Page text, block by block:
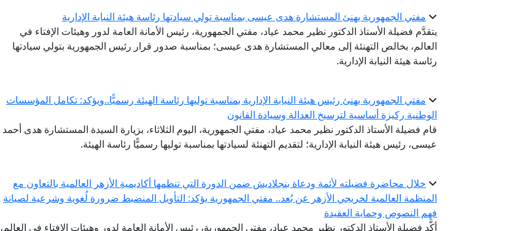
مفتي الجمهورية يهنئ المستشارة هدى عيسى بمناسبة تولي سيادتها رئاسة هيئة النيابة الإدارية
يتقدَّم فضيلة الأستاذ الدكتور نظير محمد عياد، مفتي الجمهورية، رئيس الأمانة العامة لدور وهيئات الإفتاء في
العالم، بخالص التهنئة إلى معالي المستشارة هدى عيسى؛ بمناسبة صدور قرار رئيس الجمهورية بتولي سيادتها
رئاسة هيئة النيابة الإدارية.
مفتي الجمهورية يهنئ رئيس هيئة النيابة الإدارية بمناسبة توليها رئاسة الهيئة رسميًّا..ويؤكد: تكامل المؤسسات
الوطنية ركيزة أساسية لترسيخ العدالة وسيادة القانون
قام فضيلة الأستاذ الدكتور نظير محمد عياد، مفتي الجمهورية، اليوم الثلاثاء، بزيارة السيدة المستشارة هدى أحمد
عيسى، رئيس هيئة النيابة الإدارية؛ لتقديم التهنئة لسيادتها بمناسبة توليها رسميًّا رئاسة الهيئة.
خلال محاضرة فضيلته لأئمة ودعاة بنجلاديش ضمن الدورة التي تنظمها أكاديمية الأزهر العالمية بالتعاون مع
المنظمة العالمية لخريجي الأزهر عن بُعد.. مفتي الجمهورية يؤكد: التأويل المنضبط ضرورة لُغوية وشرعية لصيانة
فهم النصوص وحماية العقيدة
أكَّد فضيلة الأستاذ الدكتور نظير محمد عياد، مفتي الجمهورية، رئيس الأمانة العامة لدور وهيئات الإفتاء في العالم،